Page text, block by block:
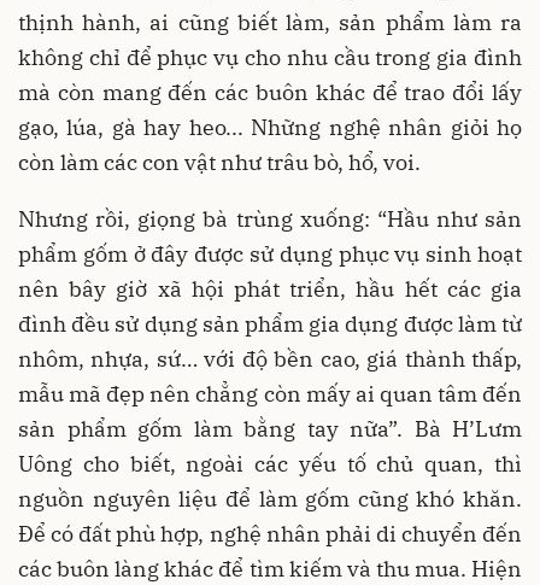
thịnh hành, ai cũng biết làm, sản phẩm làm ra
không chỉ để phục vụ cho nhu cầu trong gia đình
mà còn mang đến các buôn khác để trao đổi lấy
gạo, lúa, gà hay heo... Những nghệ nhân giỏi họ
còn làm các con vật như trâu bò, hổ, voi.
Nhưng rồi, giọng bà trùng xuống: “Hầu như sản
phẩm gốm ở đây được sử dụng phục vụ sinh hoạt
nên bây giờ xã hội phát triển, hầu hết các gia
đình đều sử dụng sản phẩm gia dụng được làm từ
nhôm, nhựa, sứ… với độ bền cao, giá thành thấp,
mẫu mã đẹp nên chẳng còn mấy ai quan tâm đến
sản phẩm gốm làm bằng tay nữa”. Bà H’Lưm
Uông cho biết, ngoài các yếu tố chủ quan, thì
nguồn nguyên liệu để làm gốm cũng khó khăn.
Để có đất phù hợp, nghệ nhân phải di chuyển đến
các buôn làng khác để tìm kiếm và thu mua. Hiện